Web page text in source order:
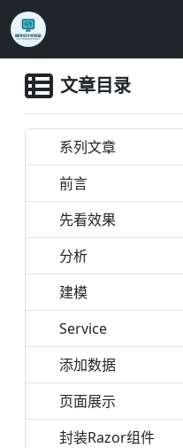
文章目录
系列文章
前言
先看效果
分析
建模
Service
添加数据
页面展示
封装Razor组件